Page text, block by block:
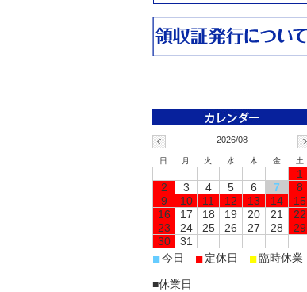
2026/08
日 月 火 水 木 金 土
1
2
3 4 5 6 7
8
9
10 11 12 13 14
15
16
17 18 19 20 21
22
23
24 25 26 27 28
29
30
31
■今日 ■定休日 ■臨時休業
■休業日